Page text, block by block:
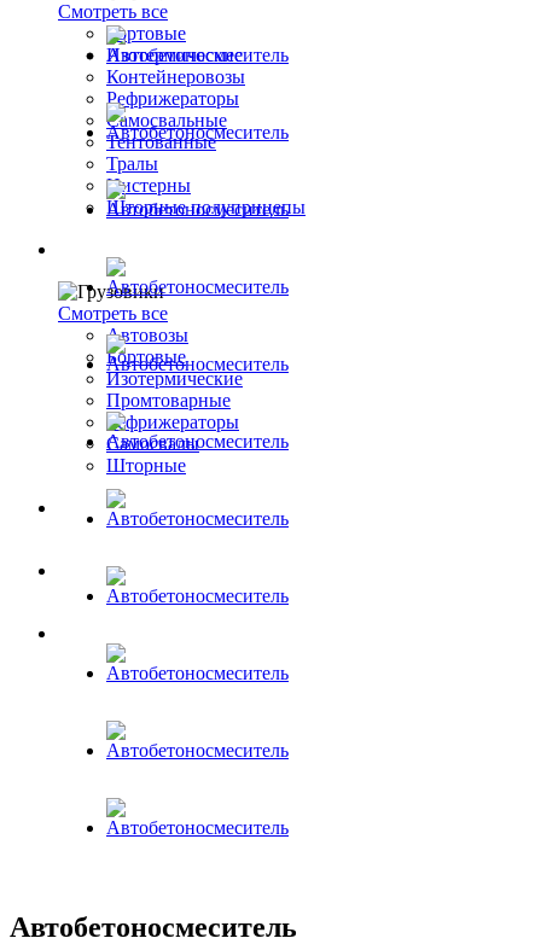
Смотреть все
Бортовые
Изотермические
Контейнеровозы
Рефрижераторы
Самосвальные
Тентованные
Тралы
Цистерны
Шторные полуприцепы
Смотреть все
Автовозы
Бортовые
Изотермические
Промтоварные
Рефрижераторы
Самосвалы
Шторные
Коммерческие авто
Автобусы
Автобетоносмеситель